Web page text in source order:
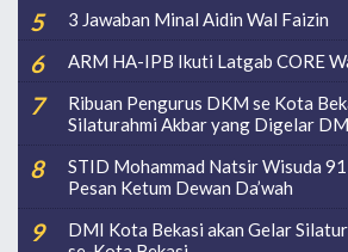
3 Jawaban Minal Aidin Wal Faizin
ARM HA-IPB Ikuti Latgab CORE
Ribuan Pengurus DKM se Kota
Silaturahmi Akbar yang Digelar
STID Mohammad Natsir Wisuda
Pesan Ketum Dewan Da’wah
DMI Kota Bekasi akan Gelar